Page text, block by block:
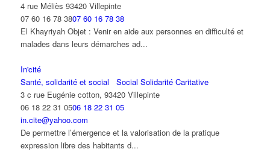
4 rue Méliès 93420 Villepinte
07 60 16 78 3807 60 16 78 38
El Khayriyah Objet : Venir en aide aux personnes en difficulté et
malades dans leurs démarches ad...
In'cité
Santé, solidarité et social
Social Solidarité Caritative
3 c rue Eugénie cotton, 93420 Villepinte
06 18 22 31 0506 18 22 31 05
in.cite@yahoo.com
De permettre l’émergence et la valorisation de la pratique
expression libre des habitants d...